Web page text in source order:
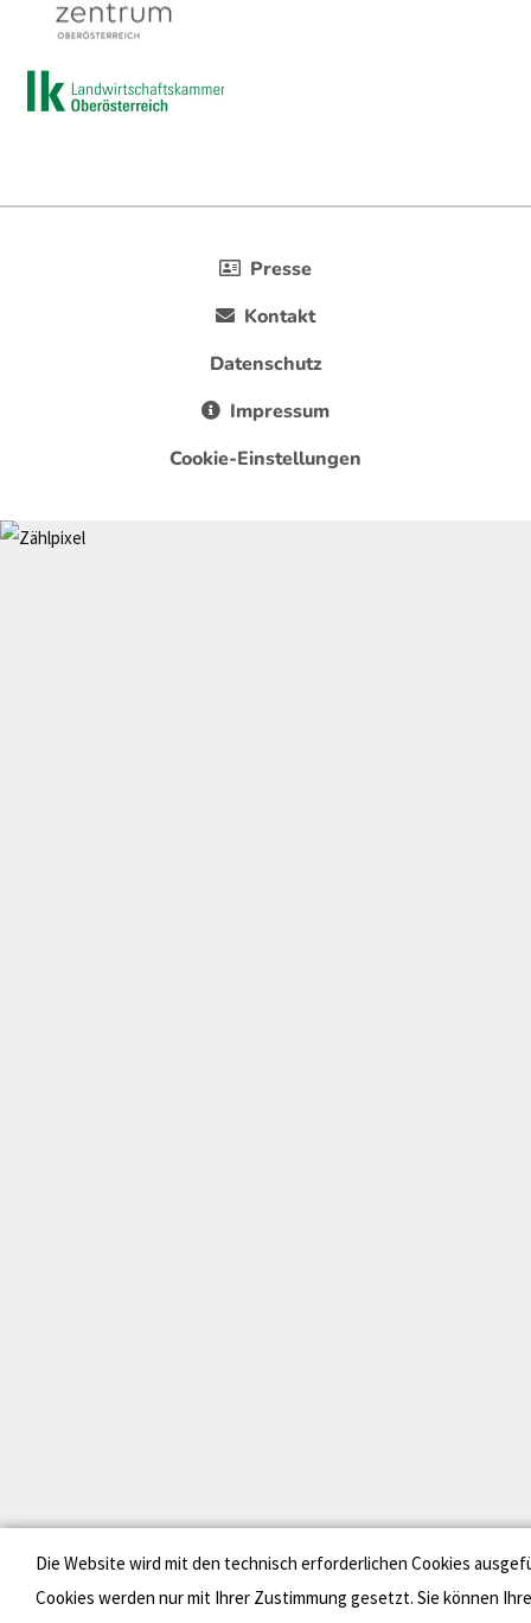
Presse
Kontakt
Datenschutz
Impressum
Cookie-Einstellungen
Die Website wird mit den technisch erforderlichen Cookies
Cookies werden nur mit Ihrer Zustimmung gesetzt. Sie können